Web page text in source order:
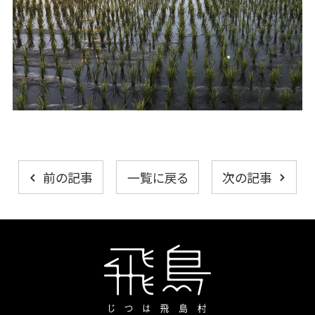
前の記事 一覧に戻る 次の記事